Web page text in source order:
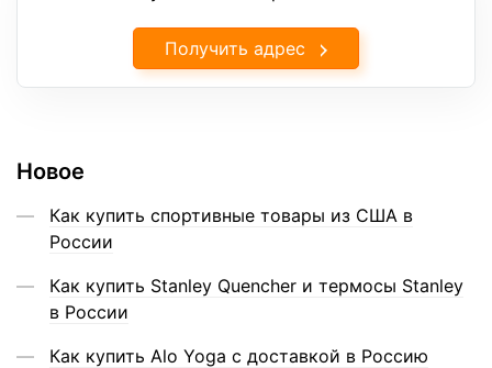
Получить адрес
Новое
Как купить спортивные товары из США в
России
Как купить Stanley Quencher и термосы Stanley
в России
Как купить Alo Yoga с доставкой в Россию